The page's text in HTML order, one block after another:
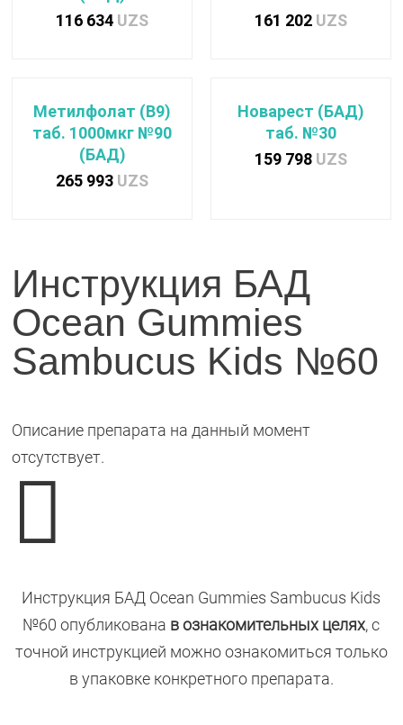
116 634 UZS
161 202 UZS
Метилфолат (В9)
таб. 1000мкг №90
(БАД)
265 993 UZS
Новарест (БАД)
таб. №30
159 798 UZS
Инструкция БАД
Ocean Gummies
Sambucus Kids №60
Описание препарата на данный момент
отсутствует.

Инструкция БАД Ocean Gummies Sambucus Kids
№60 опубликована в ознакомительных целях, с
точной инструкцией можно ознакомиться только
в упаковке конкретного препарата.